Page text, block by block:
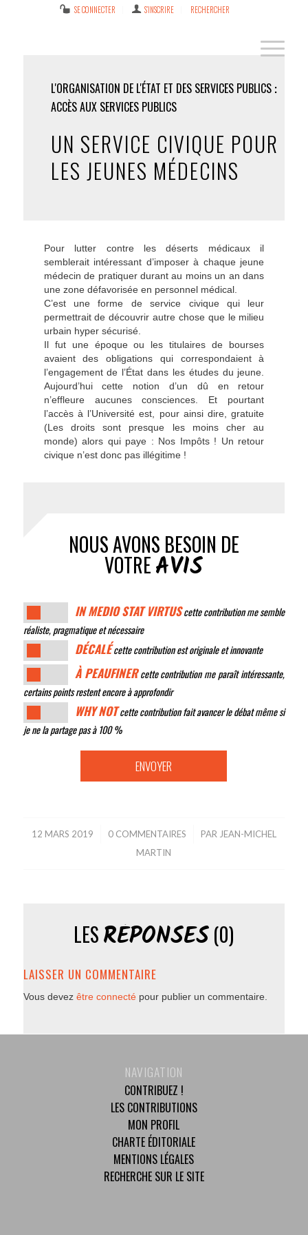
SE CONNECTER S’INSCRIRE RECHERCHER
L'ORGANISATION DE L'ÉTAT ET DES SERVICES PUBLICS
ACCÈS AUX SERVICES PUBLICS
UN SERVICE CIVIQUE POUR
LES JEUNES MÉDECINS
Pour lutter contre les déserts médicaux il
semblerait intéressant d’imposer à chaque jeune
médecin de pratiquer durant au moins un an dans
une zone défavorisée en personnel médical.
C’est une forme de service civique qui leur
permettrait de découvrir autre chose que le milieu
urbain hyper sécurisé.
Il fut une époque ou les titulaires de bourses
avaient des obligations qui correspondaient à
l’engagement de l’État dans les études du jeune.
Aujourd’hui cette notion d’un dû en retour
n’effleure aucunes consciences. Et pourtant
l’accès à l’Université est, pour ainsi dire, gratuite
(Les droits sont presque les moins cher au
monde) alors qui paye : Nos Impôts ! Un retour
civique n’est donc pas illégitime !
NOUS AVONS BESOIN DE
VOTREAVIS
IN MEDIO STAT VIRTUScette contribution me semble
réaliste, pragmatique et nécessaire
DÉCALÉcette contribution est originale et innovante
À PEAUFINERcette contribution me paraît intéressante,
certains points restent encore à approfondir
WHY NOTcette contribution fait avancer le débat même si
je ne la partage pas à 100 %
12 MARS 2019
/ 0 COMMENTAIRES
/ PAR JEAN-MICHEL
MARTIN
LESRÉPONSES(0)
LAISSER UN COMMENTAIRE
Vous devez être connectépour publier un commentaire.
NAVIGATION
CONTRIBUEZ !
LES CONTRIBUTIONS
MON PROFIL
CHARTE ÉDITORIALE
MENTIONS LÉGALES
RECHERCHE SUR LE SITE